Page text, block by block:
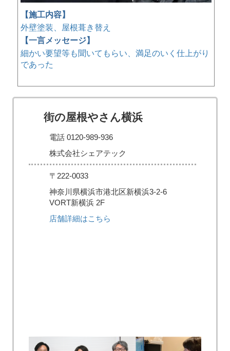
【施工内容】
外壁塗装、屋根葺き替え
【一言メッセージ】
細かい要望等も聞いてもらい、満足のいく仕上がり
であった
街の屋根やさん横浜
電話 0120-989-936
株式会社シェアテック
〒222-0033
神奈川県横浜市港北区新横浜3-2-6
VORT新横浜 2F
店舗詳細はこちら